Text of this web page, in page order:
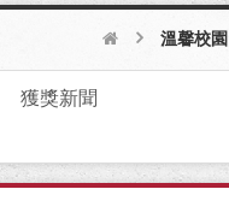
溫馨校園
獲獎新聞